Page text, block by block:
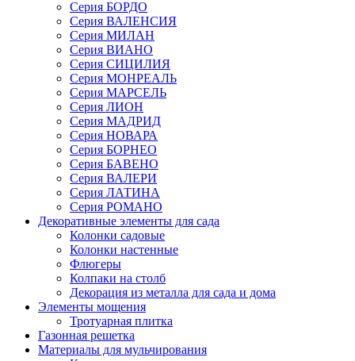
Серия БОРДО
Серия ВАЛЕНСИЯ
Серия МИЛАН
Серия ВИАНО
Серия СИЦИЛИЯ
Серия МОНРЕАЛЬ
Серия МАРСЕЛЬ
Серия ЛИОН
Серия МАДРИД
Серия НОВАРА
Серия БОРНЕО
Серия БАВЕНО
Серия ВАЛЕРИ
Серия ЛАТИНА
Серия РОМАНО
Декоративные элементы для сада
Колонки садовые
Колонки настенные
Флюгеры
Колпаки на столб
Декорация из металла для сада и дома
Элементы мощения
Тротуарная плитка
Газонная решетка
Материалы для мульчирования